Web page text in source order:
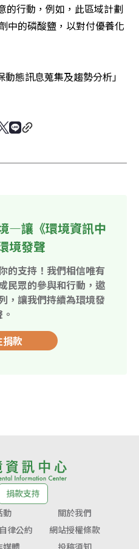
的行動，例如，此區域計劃
中的磷酸鹽，以對付優養化
態訊息蒐集及趨勢分析」
—讓《環境資訊中
境發聲
的支持！我們相信唯有
民眾的參與和行動，邀
，讓我們持續為環境發
捐款
捐款支持
動
關於我們
律公約
網站授權條款
媒體 投稿須知